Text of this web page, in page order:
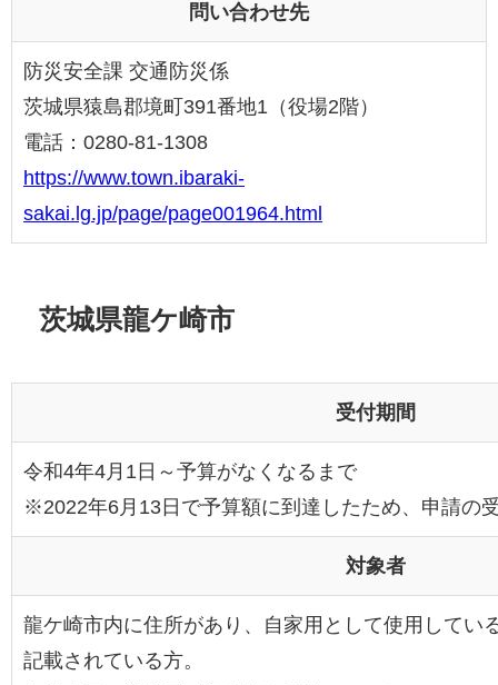
問い合わせ先
防災安全課 交通防災係
茨城県猿島郡境町391番地1（役場2階）
電話：0280-81-1308
https://www.town.ibaraki-
sakai.lg.jp/page/page001964.html
茨城県龍ケ崎市
受付期間
令和4年4月1日～予算がなくなるまで
※2022年6月13日で予算額に到達したため、申請の
対象者
龍ケ崎市内に住所があり、自家用として使用してい
記載されている方。